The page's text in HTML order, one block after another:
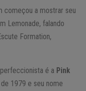
começou a mostrar seu
Lemonade, falando
Formation,
é a Pink
1979 e seu nome